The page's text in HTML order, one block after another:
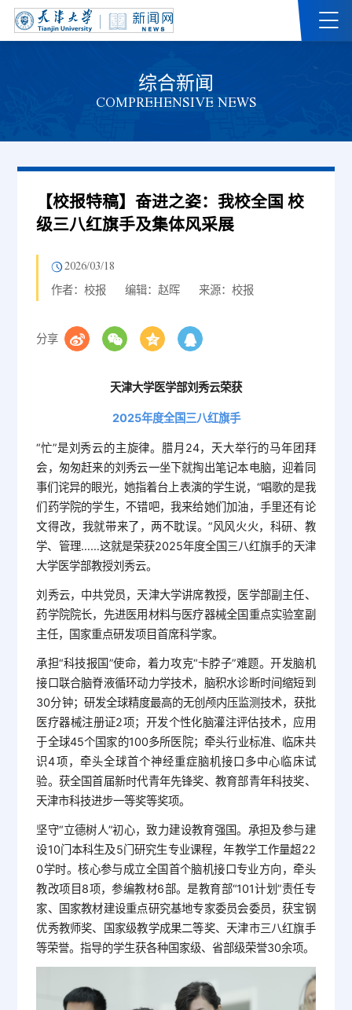
综合新闻
COMPREHENSIVE NEWS
【校报特稿】奋进之姿：我校全国 校
级三八红旗手及集体风采展
2026/03/18
作者：校报 编辑：赵晖 来源：校报
分享
天津大学医学部刘秀云荣获
2025年度全国三八红旗手
“忙”是刘秀云的主旋律。腊月24，天大举行的马年团拜
会，匆匆赶来的刘秀云一坐下就掏出笔记本电脑，迎着同
事们诧异的眼光，她指着台上表演的学生说，“唱歌的是我
们药学院的学生，不错吧，我来给她们加油，手里还有论
文得改，我就带来了，两不耽误。”风风火火，科研、教
学、管理……这就是荣获2025年度全国三八红旗手的天津
大学医学部教授刘秀云。
刘秀云，中共党员，天津大学讲席教授，医学部副主任、
药学院院长，先进医用材料与医疗器械全国重点实验室副
主任，国家重点研发项目首席科学家。
承担“科技报国”使命，着力攻克“卡脖子”难题。开发脑机
接口联合脑脊液循环动力学技术，脑积水诊断时间缩短到
30分钟；研发全球精度最高的无创颅内压监测技术，获批
医疗器械注册证2项；开发个性化脑灌注评估技术，应用
于全球45个国家的100多所医院；牵头行业标准、临床共
识4项，牵头全球首个神经重症脑机接口多中心临床试
验。获全国首届新时代青年先锋奖、教育部青年科技奖、
天津市科技进步一等奖等奖项。
坚守“立德树人”初心，致力建设教育强国。承担及参与建
设10门本科生及5门研究生专业课程，年教学工作量超22
0学时。核心参与成立全国首个脑机接口专业方向，牵头
教改项目8项，参编教材6部。是教育部“101计划”责任专
家、国家教材建设重点研究基地专家委员会委员，获宝钢
优秀教师奖、国家级教学成果二等奖、天津市三八红旗手
等荣誉。指导的学生获各种国家级、省部级荣誉30余项。